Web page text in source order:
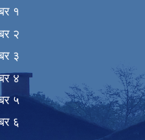
१
२
३
४
५
६